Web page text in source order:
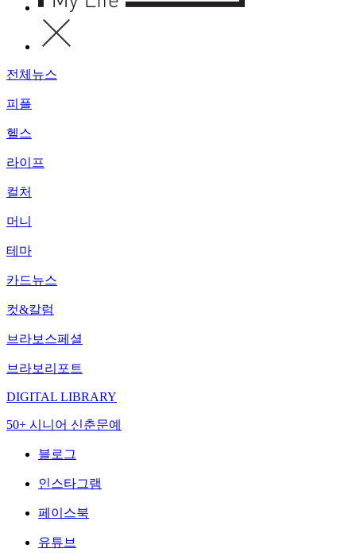
전체뉴스
피플
헬스
라이프
컬처
머니
테마
카드뉴스
컷&칼럼
브라보스페셜
브라보리포트
DIGITAL LIBRARY
50+ 시니어 신춘문예
블로그
인스타그램
페이스북
유튜브